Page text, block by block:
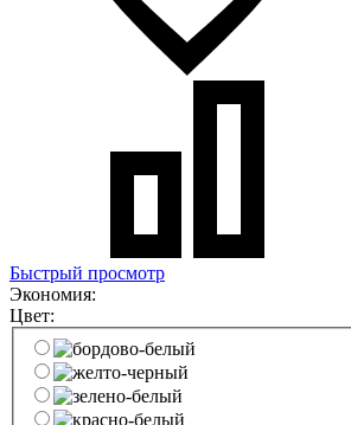
Быстрый просмотр
Экономия:
Цвет: